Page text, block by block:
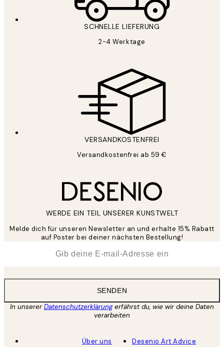
SCHNELLE LIEFERUNG
2-4 Werktage
VERSANDKOSTENFREI
Versandkostenfrei ab 59 €
WERDE EIN TEIL UNSERER KUNSTWELT
Melde dich für unseren Newsletter an und erhalte 15% Rabatt
auf Poster bei deiner nächsten Bestellung!
SENDEN
In unsererDatenschutzerklärungerfährst du, wie wir deine Daten
verarbeiten
Über uns
Desenio Art Advice